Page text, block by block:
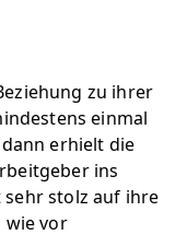
zu ihrer
einmal
erhielt die
ins
sehr stolz auf ihre
wie vor